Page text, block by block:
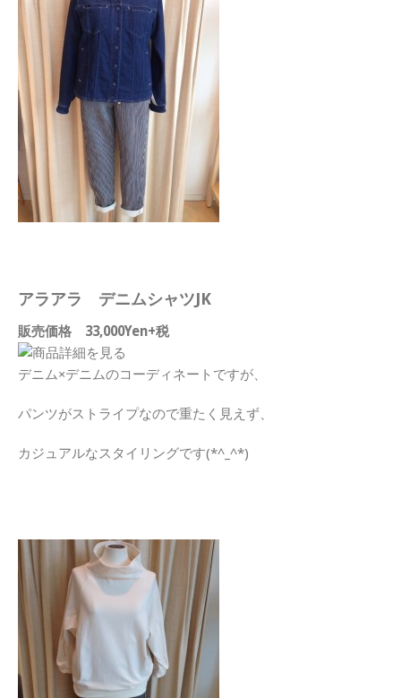
アラアラ デニムシャツJK
販売価格 33,000Yen+税
デニム×デニムのコーディネートですが、
パンツがストライプなので重たく見えず、
カジュアルなスタイリングです(*^_^*)